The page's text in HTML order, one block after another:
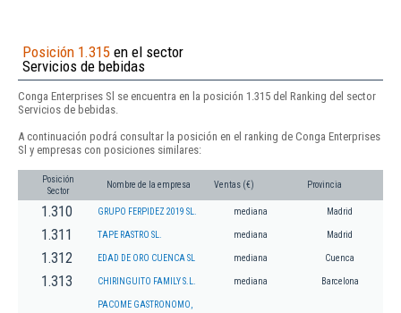
Posición 1.315 en el sector
Servicios de bebidas
Conga Enterprises Sl se encuentra en la posición 1.315 del Ranking del sector
Servicios de bebidas.
A continuación podrá consultar la posición en el ranking de Conga Enterprises
Sl y empresas con posiciones similares:
Posición
Sector
Nombre de la empresa Ventas (€) Provincia
1.310 GRUPO FERPIDEZ 2019 SL. mediana Madrid
1.311 TAPE RASTRO SL. mediana Madrid
1.312 EDAD DE ORO CUENCA SL mediana Cuenca
1.313 CHIRINGUITO FAMILY S.L. mediana Barcelona
PACOME GASTRONOMO,